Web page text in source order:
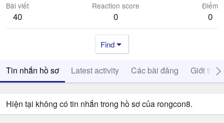
Bài viết
40
Reaction score
0
Điểm
0
Find
Tin nhắn hồ sơ Latest activity Các bài đăng Giới thiệu
Hiện tại không có tin nhắn trong hồ sơ của rongcon8.